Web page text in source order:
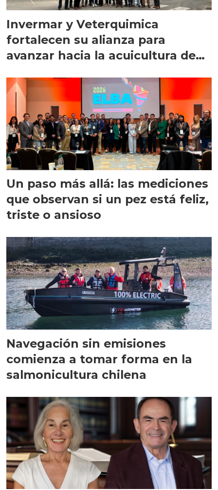
Invermar y Veterquimica
fortalecen su alianza para
avanzar hacia la acuicultura de
Un paso más allá: las mediciones
que observan si un pez está feliz,
triste o ansioso
Navegación sin emisiones
comienza a tomar forma en la
salmonicultura chilena